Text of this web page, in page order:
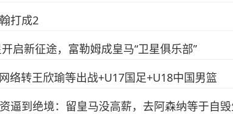
打成2
启新征途，富勒姆成皇马“卫星俱乐部”
络转王欣瑜等出战+U17国足+U18中国男篮
逼到绝境：留皇马没高薪，去阿森纳等于自